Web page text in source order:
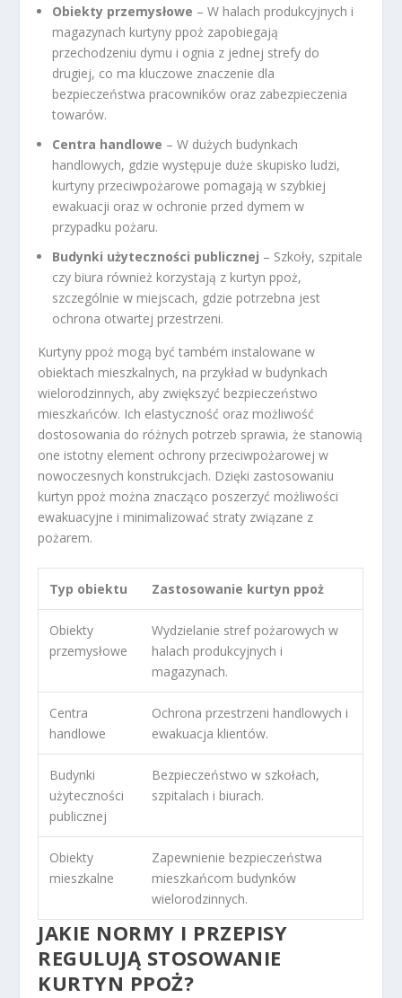
Obiekty przemysłowe – W halach produkcyjnych i
magazynach kurtyny ppoż zapobiegają
przechodzeniu dymu i ognia z jednej strefy do
drugiej, co ma kluczowe znaczenie dla
bezpieczeństwa pracowników oraz zabezpieczenia
towarów.
Centra handlowe – W dużych budynkach
handlowych, gdzie występuje duże skupisko ludzi,
kurtyny przeciwpożarowe pomagają w szybkiej
ewakuacji oraz w ochronie przed dymem w
przypadku pożaru.
Budynki użyteczności publicznej – Szkoły, szpitale
czy biura również korzystają z kurtyn ppoż,
szczególnie w miejscach, gdzie potrzebna jest
ochrona otwartej przestrzeni.
Kurtyny ppoż mogą być também instalowane w
obiektach mieszkalnych, na przykład w budynkach
wielorodzinnych, aby zwiększyć bezpieczeństwo
mieszkańców. Ich elastyczność oraz możliwość
dostosowania do różnych potrzeb sprawia, że stanowią
one istotny element ochrony przeciwpożarowej w
nowoczesnych konstrukcjach. Dzięki zastosowaniu
kurtyn ppoż można znacząco poszerzyć możliwości
ewakuacyjne i minimalizować straty związane z
pożarem.
Typ obiektu Zastosowanie kurtyn ppoż
Obiekty
przemysłowe
Wydzielanie stref pożarowych w
halach produkcyjnych i
magazynach.
Centra
handlowe
Ochrona przestrzeni handlowych i
ewakuacja klientów.
Budynki
użyteczności
publicznej
Bezpieczeństwo w szkołach,
szpitalach i biurach.
Obiekty
mieszkalne
Zapewnienie bezpieczeństwa
mieszkańcom budynków
wielorodzinnych.
JAKIE NORMY I PRZEPISY
REGULUJĄ STOSOWANIE
KURTYN PPOŻ?